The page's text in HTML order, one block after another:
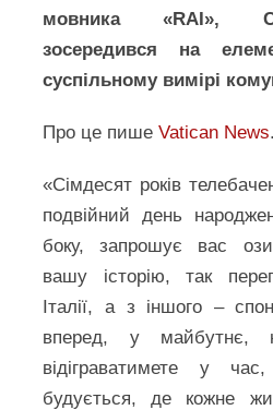
мовника «RAI»,
зосередився на
суспільному вимірі
Про це пишеVatican News.
«Сімдесят років
подвійний день
боку, запрошує вас
вашу історію, так
Італії, а з іншого –
вперед, у
відіграватимете у
будується, де кожне